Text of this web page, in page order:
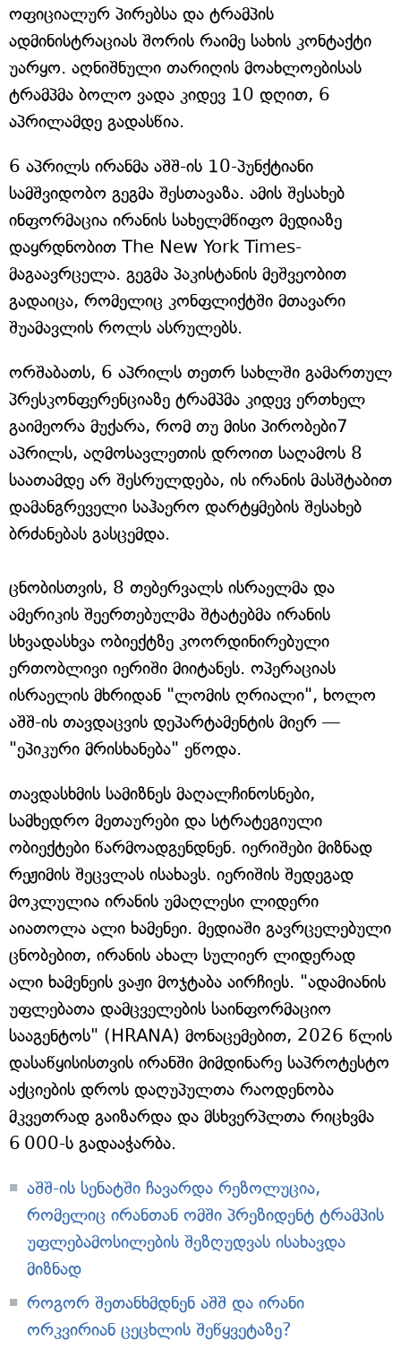
ოფიციალურ პირებსა და ტრამპის
ადმინისტრაციას შორის რაიმე სახის კონტაქტი
უარყო. აღნიშნული თარიღის მოახლოებისას
ტრამპმა ბოლო ვადა კიდევ 10 დღით, 6
აპრილამდე გადასწია.
6 აპრილს ირანმა აშშ-ის 10-პუნქტიანი
სამშვიდობო გეგმა შესთავაზა. ამის შესახებ
ინფორმაცია ირანის სახელმწიფო მედიაზე
დაყრდნობით The New York Times-
მაგაავრცელა. გეგმა პაკისტანის მეშვეობით
გადაიცა, რომელიც კონფლიქტში მთავარი
შუამავლის როლს ასრულებს.
ორშაბათს, 6 აპრილს თეთრ სახლში გამართულ
პრესკონფერენციაზე ტრამპმა კიდევ ერთხელ
გაიმეორა მუქარა, რომ თუ მისი პირობები7
აპრილს, აღმოსავლეთის დროით საღამოს 8
საათამდე არ შესრულდება, ის ირანის მასშტაბით
დამანგრეველი საჰაერო დარტყმების შესახებ
ბრძანებას გასცემდა.
ცნობისთვის, 8 თებერვალს ისრაელმა და
ამერიკის შეერთებულმა შტატებმა ირანის
სხვადასხვა ობიექტზე კოორდინირებული
ერთობლივი იერიში მიიტანეს. ოპერაციას
ისრაელის მხრიდან "ლომის ღრიალი", ხოლო
აშშ-ის თავდაცვის დეპარტამენტის მიერ —
"ეპიკური მრისხანება" ეწოდა.
თავდასხმის სამიზნეს მაღალჩინოსნები,
სამხედრო მეთაურები და სტრატეგიული
ობიექტები წარმოადგენდნენ. იერიშები მიზნად
რეჟიმის შეცვლას ისახავს. იერიშის შედეგად
მოკლულია ირანის უმაღლესი ლიდერი
აიათოლა ალი ხამენეი. მედიაში გავრცელებული
ცნობებით, ირანის ახალ სულიერ ლიდერად
ალი ხამენეის ვაჟი მოჯტაბა აირჩიეს. "ადამიანის
უფლებათა დამცველების საინფორმაციო
სააგენტოს" (HRANA) მონაცემებით, 2026 წლის
დასაწყისისთვის ირანში მიმდინარე საპროტესტო
აქციების დროს დაღუპულთა რაოდენობა
მკვეთრად გაიზარდა და მსხვერპლთა რიცხვმა
6 000-ს გადააჭარბა.
აშშ-ის სენატში ჩავარდა რეზოლუცია,
რომელიც ირანთან ომში პრეზიდენტ ტრამპის
უფლებამოსილების შეზღუდვას ისახავდა
მიზნად
როგორ შეთანხმდნენ აშშ და ირანი
ორკვირიან ცეცხლის შეწყვეტაზე?